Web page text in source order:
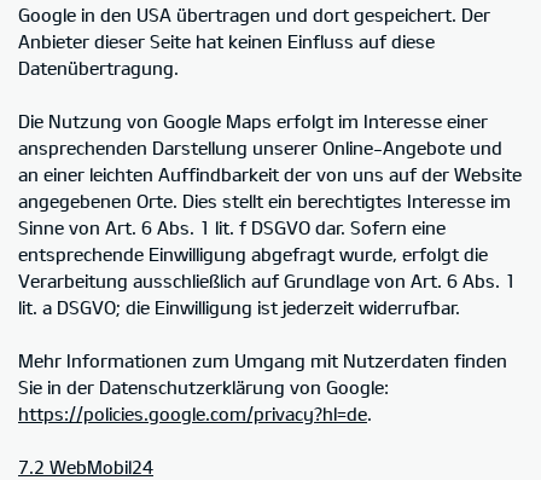
Google in den USA übertragen und dort gespeichert. Der
Anbieter dieser Seite hat keinen Einfluss auf diese
Datenübertragung.
Die Nutzung von Google Maps erfolgt im Interesse einer
ansprechenden Darstellung unserer Online-Angebote und
an einer leichten Auffindbarkeit der von uns auf der Website
angegebenen Orte. Dies stellt ein berechtigtes Interesse im
Sinne von Art. 6 Abs. 1 lit. f DSGVO dar. Sofern eine
entsprechende Einwilligung abgefragt wurde, erfolgt die
Verarbeitung ausschließlich auf Grundlage von Art. 6 Abs. 1
lit. a DSGVO; die Einwilligung ist jederzeit widerrufbar.
Mehr Informationen zum Umgang mit Nutzerdaten finden
Sie in der Datenschutzerklärung von Google:
https://policies.google.com/privacy?hl=de.
7.2 WebMobil24